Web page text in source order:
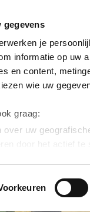
gegevens
je
informatie op uw
en content,
wie uw
graag:
over uw